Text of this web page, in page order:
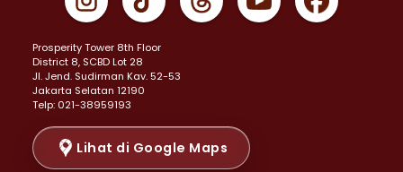
Properti Dijual di Johar Baru >
Properti Dijual di Menteng >
Properti Dijual di Senen >
Properti Dijual di Tanah Abang >
Properti Dijual di Cikini >
Properti Dijual di Kramat >
Properti Dijual di Pasar Baru >
Prosperity Tower 8th Floor
District 8, SCBD Lot 28
JI. Jend. Sudirman Kav. 52-53
Jakarta Selatan 12190
Telp: 021-38959193
Lihat di Google Maps